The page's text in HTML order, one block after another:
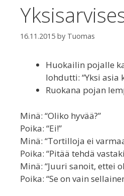
16.11.2015 by Tuomas
Huokailin pojalle
lohdutti: “Yksi asia
Ruokana pojan
Minä: “Oliko hyvää?”
Poika: “Ei!”
Minä: “Tortilloja ei
Poika: “Pitää tehdä
Minä: “Juuri sanoit, ettei
Poika: “Se on vain